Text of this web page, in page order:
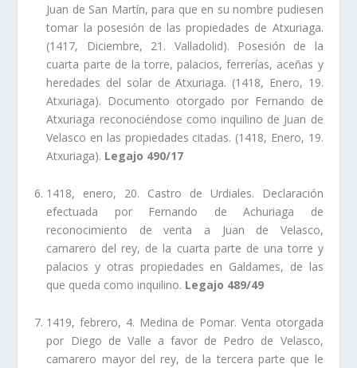
Juan de San Martí­n, para que en su nombre pudiesen
tomar la posesión de las propiedades de Atxuriaga.
(1417, Diciembre, 21. Valladolid). Posesión de la
cuarta parte de la torre, palacios, ferrerí­as, aceñas y
heredades del solar de Atxuriaga. (1418, Enero, 19.
Atxuriaga). Documento otorgado por Fernando de
Atxuriaga reconociéndose como inquilino de Juan de
Velasco en las propiedades citadas. (1418, Enero, 19.
Atxuriaga). Legajo 490/17
1418, enero, 20. Castro de Urdiales. Declaración
efectuada por Fernando de Achuriaga de
reconocimiento de venta a Juan de Velasco,
camarero del rey, de la cuarta parte de una torre y
palacios y otras propiedades en Galdames, de las
que queda como inquilino. Legajo 489/49
1419, febrero, 4. Medina de Pomar. Venta otorgada
por Diego de Valle a favor de Pedro de Velasco,
camarero mayor del rey, de la tercera parte que le